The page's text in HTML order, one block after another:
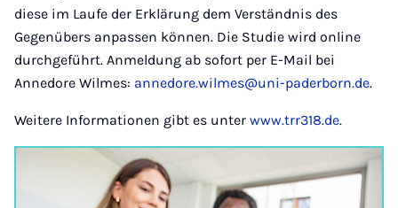
diese im Laufe der Erklärung dem Verständnis des
Gegenübers anpassen können. Die Studie wird online
durchgeführt. Anmeldung ab sofort per E-Mail bei
Annedore Wilmes: annedore.wilmes@uni-paderborn.de.
Weitere Informationen gibt es unter www.trr318.de.